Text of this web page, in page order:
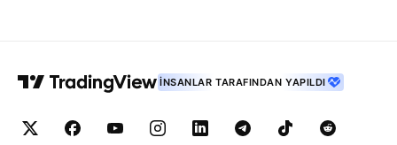
İNSANLAR TARAFINDAN YAPILDI